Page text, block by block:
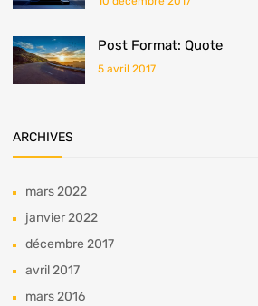
Post Format: Quote
5 avril 2017
ARCHIVES
mars 2022
janvier 2022
décembre 2017
avril 2017
mars 2016